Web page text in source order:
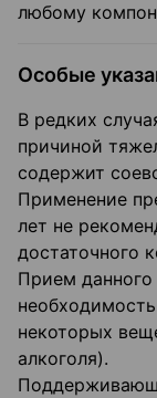
любому
Особые
В редких
причиной
содержит
Применение
лет не
достаточного
Прием данного
некоторых
алкоголя).